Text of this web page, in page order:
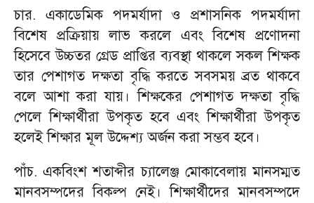
চার. একাডেমিক পদমর্যাদা ও প্রশাসনিক পদমর্যাদা
বিশেষ প্রক্রিয়ায় লাভ করলে এবং বিশেষ প্রণোদনা
হিসেবে উচ্চতর গ্রেড প্রাপ্তির ব্যবস্থা থাকলে সকল শিক্ষক
তার পেশাগত দক্ষতা বৃদ্ধি করতে সবসময় ব্রত থাকবে
বলে আশা করা যায়। শিক্ষকের পেশাগত দক্ষতা বৃদ্ধি
পেলে শিক্ষার্থীরা উপকৃত হবে এবং শিক্ষার্থীরা উপকৃত
হলেই শিক্ষার মূল উদ্দেশ্য অর্জন করা সম্ভব হবে।
পাঁচ. একবিংশ শতাব্দীর চ্যালেঞ্জ মোকাবেলায় মানসম্মত
মানবসম্পদের বিকল্প নেই। শিক্ষার্থীদের মানবসম্পদে